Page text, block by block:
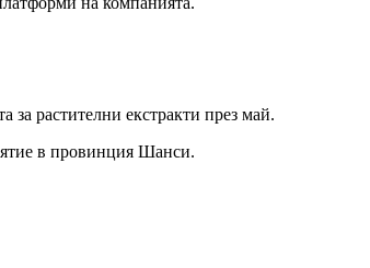
за растителни екстракти през май.
в провинция Шанси.